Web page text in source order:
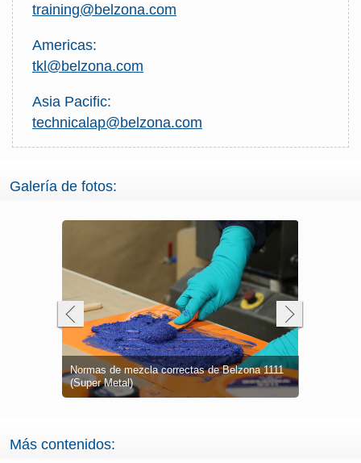
training@belzona.com
Americas:
tkl@belzona.com
Asia Pacific:
technicalap@belzona.com
Galería de fotos:
Normas de mezcla correctas de Belzona 1111
(Super Metal)
Más contenidos: